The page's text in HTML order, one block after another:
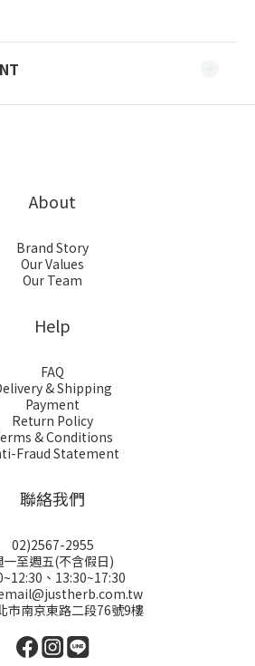
About
Brand Story
Our Values
Our Team
Help
FAQ
& Shipping
Payment
Return Policy
& Conditions
Fraud Statement
聯絡我們
02)2567-2955
一至週五(不含假日)
、13:30~17:30
市南京東路二段76號9樓